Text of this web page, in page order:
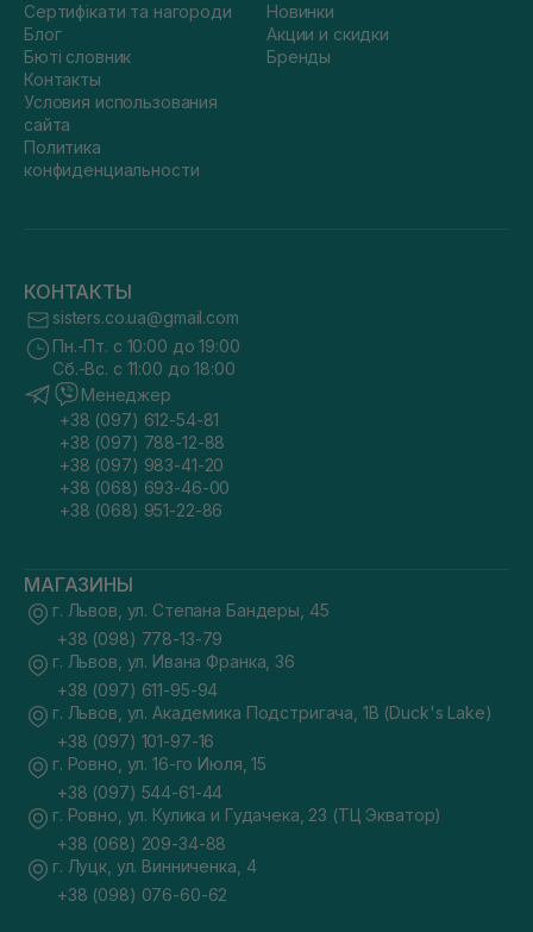
Косметика от SISTERS — мы гарантируем качество во всем.
Сертифікати та нагороди
Блог
Бюті словник
Контакты
Условия использования
сайта
Политика
конфиденциальности
Новинки
Акции и скидки
Бренды
КОНТАКТЫ
sisters.co.ua@gmail.com
Пн.-Пт. с 10:00 до 19:00
Сб.-Вс. с 11:00 до 18:00
Менеджер
+38 (097) 612-54-81
+38 (097) 788-12-88
+38 (097) 983-41-20
+38 (068) 693-46-00
+38 (068) 951-22-86
МАГАЗИНЫ
г. Львов, ул. Степана Бандеры, 45
+38 (098) 778-13-79
г. Львов, ул. Ивана Франка, 36
+38 (097) 611-95-94
г. Львов, ул. Академика Подстригача, 1В (Duck's Lake)
+38 (097) 101-97-16
г. Ровно, ул. 16-го Июля, 15
+38 (097) 544-61-44
г. Ровно, ул. Кулика и Гудачека, 23 (ТЦ Экватор)
+38 (068) 209-34-88
г. Луцк, ул. Винниченка, 4
+38 (098) 076-60-62